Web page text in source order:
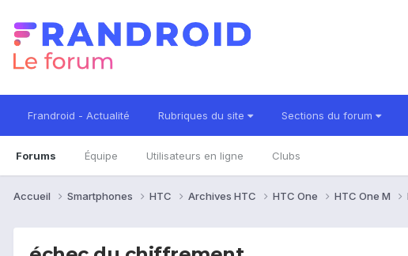
Frandroid - Actualité Rubriques du site Sections du forum
Forums Équipe Utilisateurs en ligne Clubs
Accueil Smartphones HTC Archives HTC HTC One HTC One M